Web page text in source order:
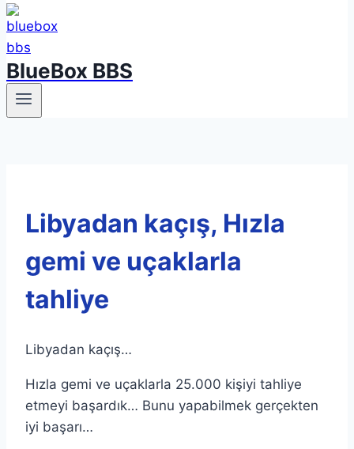
BlueBox BBS
Libyadan kaçış, Hızla
gemi ve uçaklarla
tahliye
Libyadan kaçış…
Hızla gemi ve uçaklarla 25.000 kişiyi tahliye
etmeyi başardık… Bunu yapabilmek gerçekten
iyi başarı…